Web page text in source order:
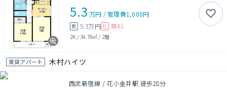
5.3 万円 /管理費1,000円
敷 5.3万円 礼 無料
2K /34.78㎡ / 2階
賃貸アパート 木村ハイツ
西武新宿線 / 花小金井駅 徒歩28分